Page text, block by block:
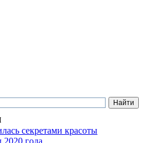
секретами красоты
года